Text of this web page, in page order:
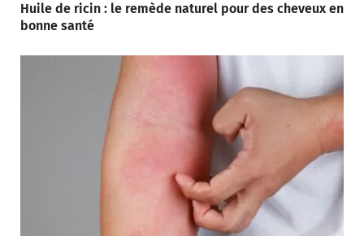
Huile de ricin : le remède naturel pour des cheveux en
bonne santé